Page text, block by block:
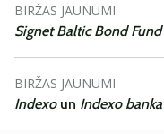
BIRŽAS JAUNUMI
Signet Baltic Bond Fund
BIRŽAS JAUNUMI
Indexoun Indexo banka